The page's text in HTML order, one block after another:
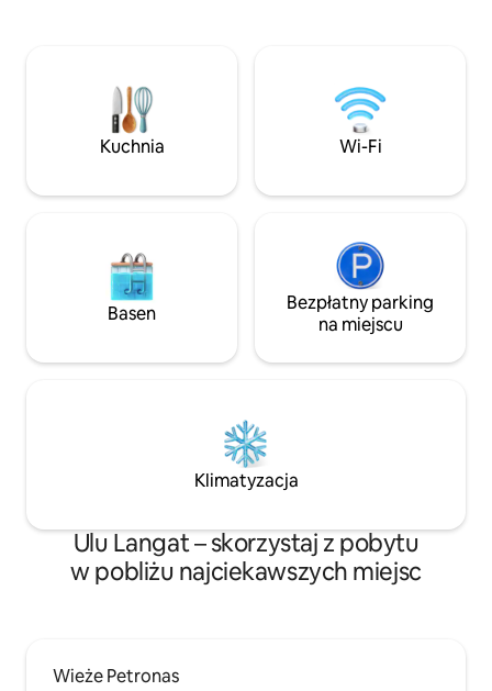
lodówka, kuchenka mikrofalowa,
urządzenie do gotowania ryżu,
frytkownica, filtr do wody, pralka
lokalami
pobyt, aby
komfortem w
miejscu. Villa
Kuchnia Wi-Fi
Basen
Bezpłatny parking
na miejscu
Klimatyzacja
Ulu Langat – skorzystaj z pobytu
w pobliżu najciekawszych miejsc
Wieże Petronas